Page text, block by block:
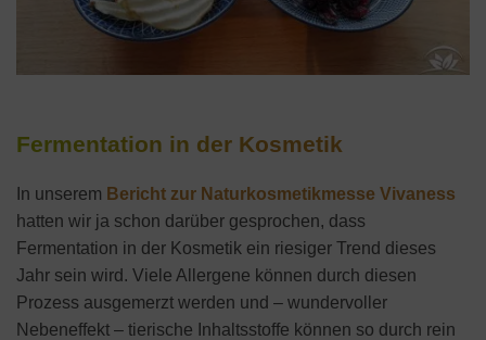
Fermentation in der Kosmetik
In unserem Bericht zur Naturkosmetikmesse Vivaness
hatten wir ja schon darüber gesprochen, dass
Fermentation in der Kosmetik ein riesiger Trend dieses
Jahr sein wird. Viele Allergene können durch diesen
Prozess ausgemerzt werden und – wundervoller
Nebeneffekt – tierische Inhaltsstoffe können so durch rein